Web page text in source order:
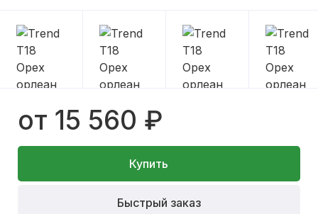
от 15 560 ₽
Купить
Быстрый заказ